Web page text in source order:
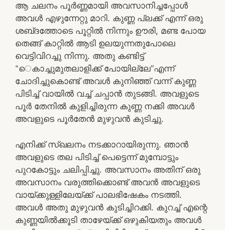
ആ ചലനം പൂര്‍ണ്ണമായി അവസാനിച്ചപ്പോള്‍
അവള്‍ എഴുന്നേറ്റു മാറി. കുണ്ണ പ്ലക്ക്‌ എന്ന്‌ ഒരു
ശബ്‌ദത്തോടെ പൂറ്റില്‍ നിന്നും ഊരി, മണ്ട പോയ
തെങ്ങ്‌ കാറ്റില്‍ ആടി ഉലയുന്നതുപോലെ
വെട്ടിവിറച്ചു നിന്നു. അതു കണ്ടിട്ട്‌
“െകാച്ചുമുതലാളിക്ക്‌ പോയില്ലേ”എന്ന്‌
ചോദിച്ചുകൊണ്ട്‌ അവള്‍ കുനിഞ്ഞ്‌ വന്ന്‌ കുണ്ണ
പിടിച്ച്‌ വായില്‍ വച്ച്‌ ചപ്പാന്‍ തുടങ്ങി. അവളുടെ
പൂര്‍ തേനില്‍ കുളിച്ചിരുന്ന കുണ്ണ നക്കി അവള്‍
അവളുടെ പൂര്‍തേന്‍ മുഴുവന്‍ കുടിച്ചു.
എനിക്ക്‌ സ്‌ഖലനം നടക്കാറായിരുന്നു. ഞാന്‍
അവളുടെ തല പിടിച്ച്‌ പെട്ടെന്ന്‌ മുമ്പോട്ടും
പുറകോട്ടും ചലിപ്പിച്ചു. അവസാനം അതിന്‌ ഒരു
അവസാനം വരുത്തിക്കൊണ്ട്‌ അവന്‍ അവളുടെ
വായ്‌ക്കുള്ളിലേയ്‌ക്ക്‌ പാലഭിഷേകം നടത്തി.
അവള്‍ അതു മുഴുവന്‍ കുടിച്ചിറക്കി. കുറച്ച്‌ എന്റെ
കുണ്ണയില്‍ക്കൂടി താഴേയ്‌ക്ക്‌ ഒഴുകിയതും അവള്‍